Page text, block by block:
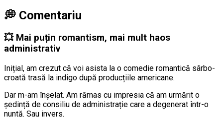
💭 Comentariu
💥 Mai puțin romantism, mai mult haos
administrativ
Inițial, am crezut că voi asista la o comedie romantică sârbo-
croată trasă la indigo după producțiile americane.
Dar m-am înșelat. Am rămas cu impresia că am urmărit o
ședință de consiliu de administrație care a degenerat într-o
nuntă. Sau invers.